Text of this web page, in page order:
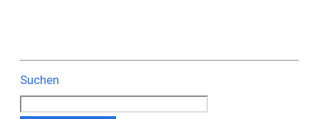
Suchen